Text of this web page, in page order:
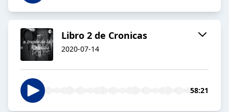
Libro 2 de Cronicas
2020-07-14
58:21